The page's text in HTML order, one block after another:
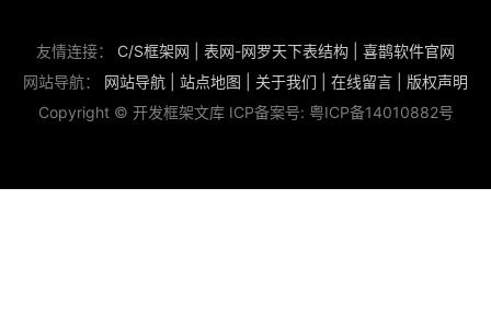
友情连接： C/S框架网 表网-网罗天下表结构
喜鹊软件官网
网站导航： 网站导航 站点地图 关于我们 在线留言
版权声明
Copyright © 开发框架文库 ICP备案号: 粤ICP备14010882号